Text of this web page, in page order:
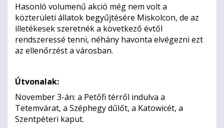
Hasonló volumenű akció még nem volt a
közterületi állatok begyűjtésére Miskolcon, de az
illetékesek szeretnék a következő évtől
rendszeressé tenni, néhány havonta elvégezni ezt
az ellenőrzést a városban.
Útvonalak:
November 3-án: a Petőfi térről indulva a
Tetemvárat, a Széphegy dűlőt, a Katowicét, a
Szentpéteri kaput.